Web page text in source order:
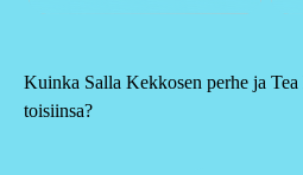
Kuinka Salla Kekkosen perhe ja
toisiinsa?